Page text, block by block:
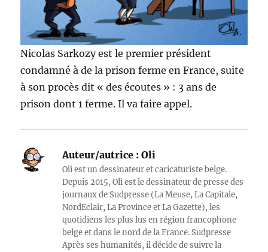
Nicolas Sarkozy est le premier président
condamné à de la prison ferme en France, suite
à son procès dit « des écoutes » : 3 ans de
prison dont 1 ferme. Il va faire appel.
Auteur/autrice : Oli
Oli est un dessinateur et caricaturiste belge.
Depuis 2015, Oli est le dessinateur de presse des
journaux de Sudpresse (La Meuse, La Capitale,
NordEclair, La Province et La Gazette), les
quotidiens les plus lus en région francophone
belge et dans le nord de la France. Sudpresse
Après ses humanités, il décide de suivre la